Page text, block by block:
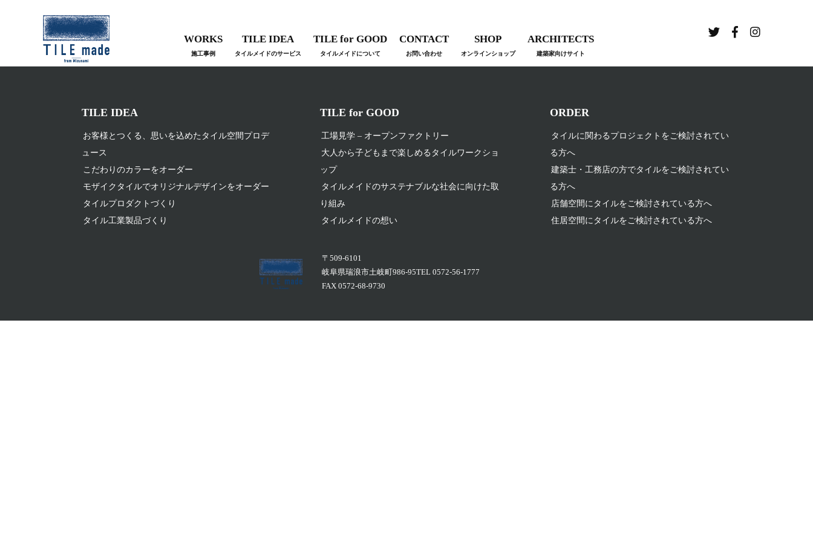
オーダーメイドタイ
ル・オリジナルタイ
ル製作のタイルメイ
総合プロデュース 無
料でサンプルタイル
WORKS
施工事例
TILE IDEA
タイルメイドのサービス
TILE for GOOD
タイルメイドについて
CONTACT
お問い合わせ
SHOP
オンラインショップ
ARCHITECTS
建築家向けサイト
TILE IDEA
お客様とつくる、思いを込めたタイル空間プロデ
ュース
こだわりのカラーをオーダー
モザイクタイルでオリジナルデザインをオーダー
タイルプロダクトづくり
タイル工業製品づくり
TILE for GOOD
工場見学 – オープンファクトリー
大人から子どもまで楽しめるタイルワークショ
ップ
タイルメイドのサステナブルな社会に向けた取
り組み
タイルメイドの想い
ORDER
タイルに関わるプロジェクトをご検討されてい
る方へ
建築士・工務店の方でタイルをご検討されてい
る方へ
店舗空間にタイルをご検討されている方へ
住居空間にタイルをご検討されている方へ
〒509-6101
岐阜県瑞浪市土岐町986-95TEL 0572-56-1777
FAX 0572-68-9730